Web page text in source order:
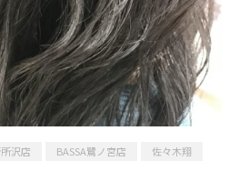
沢店 BASSA鷺ノ宮店 佐々木翔